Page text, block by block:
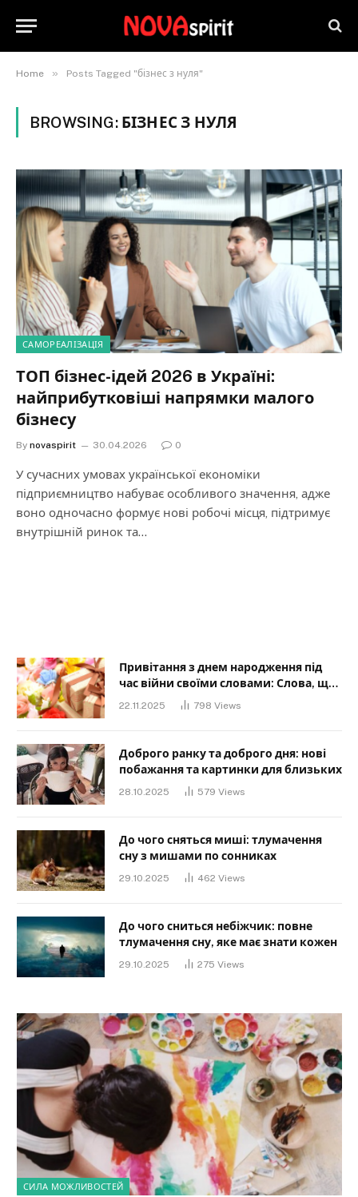
Home » Posts Tagged "бізнес з нуля"
BROWSING: БІЗНЕС З НУЛЯ
САМОРЕАЛІЗАЦІЯ
ТОП бізнес-ідей 2026 в Україні:
найприбутковіші напрямки малого
бізнесу
By novaspirit 30.04.2026 0
У сучасних умовах української економіки
підприємництво набуває особливого значення, адже
воно одночасно формує нові робочі місця, підтримує
внутрішній ринок та…
Привітання з днем народження під
час війни своїми словами: Слова, що
дарують надію та силу
22.11.2025 798 Views
Доброго ранку та доброго дня: нові
побажання та картинки для близьких
28.10.2025 579 Views
До чого сняться миші: тлумачення
сну з мишами по сонниках
29.10.2025 462 Views
До чого сниться небіжчик: повне
тлумачення сну, яке має знати кожен
29.10.2025 275 Views
СИЛА МОЖЛИВОСТЕЙ